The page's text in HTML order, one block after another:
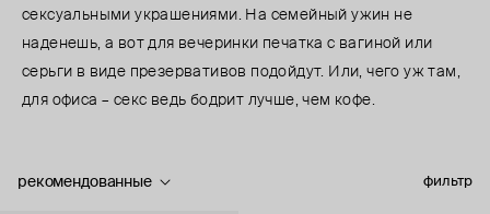
сексуальными украшениями. На семейный ужин не
наденешь, а вот для вечеринки печатка с вагиной или
серьги в виде презервативов подойдут. Или, чего уж там,
для офиса – секс ведь бодрит лучше, чем кофе.
фильтр
рекомендованные